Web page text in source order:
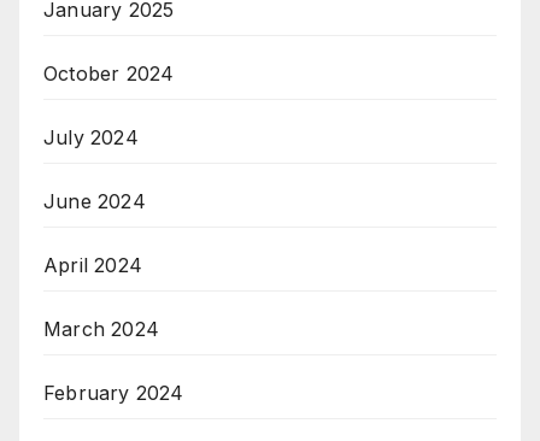
January 2025
October 2024
July 2024
June 2024
April 2024
March 2024
February 2024